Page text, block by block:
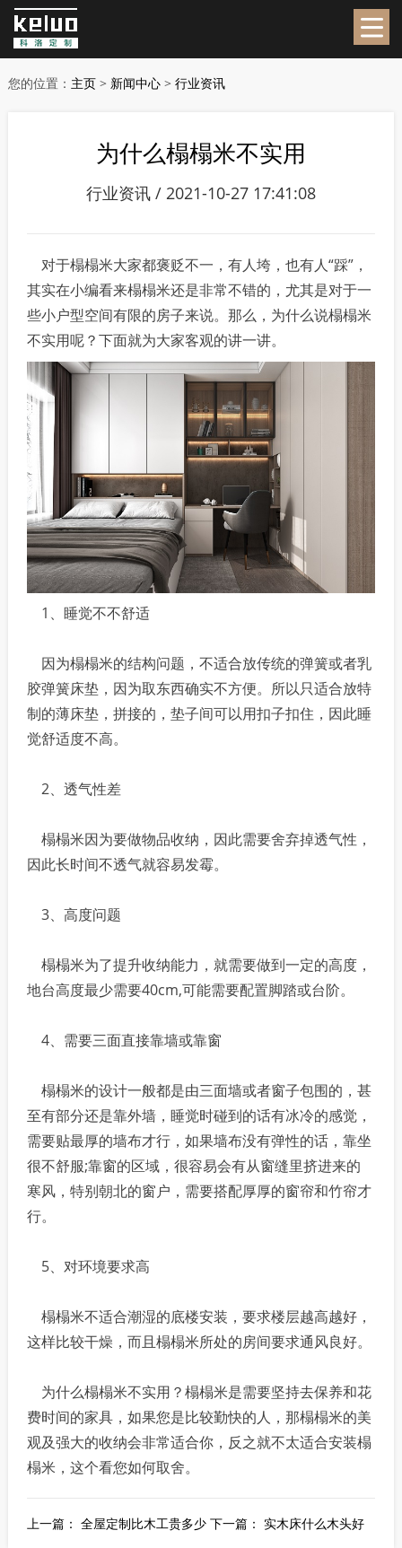
您的位置： 主页> 新闻中心> 行业资讯
为什么榻榻米不实用
行业资讯 / 2021-10-27 17:41:08
对于榻榻米大家都褒贬不一，有人垮，也有人“踩”，
其实在小编看来榻榻米还是非常不错的，尤其是对于一
些小户型空间有限的房子来说。那么，为什么说榻榻米
不实用呢？下面就为大家客观的讲一讲。
1、睡觉不不舒适
因为榻榻米的结构问题，不适合放传统的弹簧或者乳
胶弹簧床垫，因为取东西确实不方便。所以只适合放特
制的薄床垫，拼接的，垫子间可以用扣子扣住，因此睡
觉舒适度不高。
2、透气性差
榻榻米因为要做物品收纳，因此需要舍弃掉透气性，
因此长时间不透气就容易发霉。
3、高度问题
榻榻米为了提升收纳能力，就需要做到一定的高度，
地台高度最少需要40cm,可能需要配置脚踏或台阶。
4、需要三面直接靠墙或靠窗
榻榻米的设计一般都是由三面墙或者窗子包围的，甚
至有部分还是靠外墙，睡觉时碰到的话有冰冷的感觉，
需要贴最厚的墙布才行，如果墙布没有弹性的话，靠坐
很不舒服;靠窗的区域，很容易会有从窗缝里挤进来的
寒风，特别朝北的窗户，需要搭配厚厚的窗帘和竹帘才
行。
5、对环境要求高
榻榻米不适合潮湿的底楼安装，要求楼层越高越好，
这样比较干燥，而且榻榻米所处的房间要求通风良好。
为什么榻榻米不实用？榻榻米是需要坚持去保养和花
费时间的家具，如果您是比较勤快的人，那榻榻米的美
观及强大的收纳会非常适合你，反之就不太适合安装榻
榻米，这个看您如何取舍。
上一篇：全屋定制比木工贵多少 下一篇：实木床什么木头好